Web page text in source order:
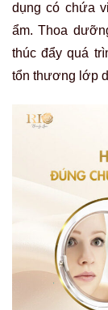
dụng có chứa
ẩm. Thoa
thúc đẩy quá
tổn thương lớp